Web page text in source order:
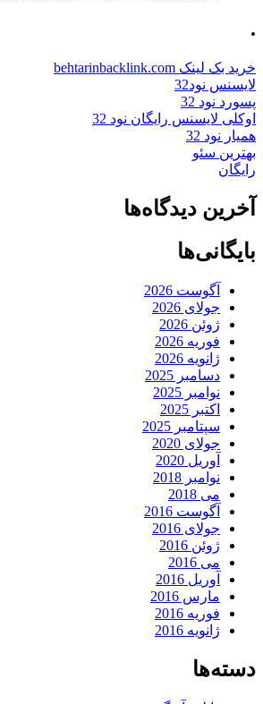
.
خرید بک لینک behtarinbacklink.com
لایسنس نود32
پسورد نود 32
اوکلی لایسنس رایگان نود 32
همیار نود 32
بهترین سئو
رایگان
آخرین دیدگاه‌ها
بایگانی‌ها
آگوست 2026
جولای 2026
ژوئن 2026
فوریه 2026
ژانویه 2026
دسامبر 2025
نوامبر 2025
اکتبر 2025
سپتامبر 2025
جولای 2020
آوریل 2020
نوامبر 2018
می 2018
آگوست 2016
جولای 2016
ژوئن 2016
می 2016
آوریل 2016
مارس 2016
فوریه 2016
ژانویه 2016
دسته‌ها